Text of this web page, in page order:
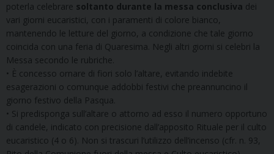
poterla celebrare soltanto durante la messa conclusiva dei
vari giorni eucaristici, con i paramenti di colore bianco,
mantenendo le letture del giorno, a condizione che tale giorno
coincida con una feria di Quaresima. Negli altri giorni si celebri la
Messa secondo le rubriche.
• È concesso ornare di fiori solo l’altare, evitando indebite
esagerazioni o comunque addobbi festivi che preannuncino il
giorno festivo della Pasqua.
• Si predisponga sull’altare o attorno ad esso il numero opportuno
di candele, indicato con precisione dall’apposito Rituale per il culto
eucaristico (4 o 6). Non si trascuri l’utilizzo dell’incenso (cfr. n. 93,